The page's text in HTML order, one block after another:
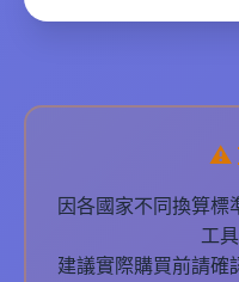
⚠️
因各國家不同換算標
工
建議實際購買前請確